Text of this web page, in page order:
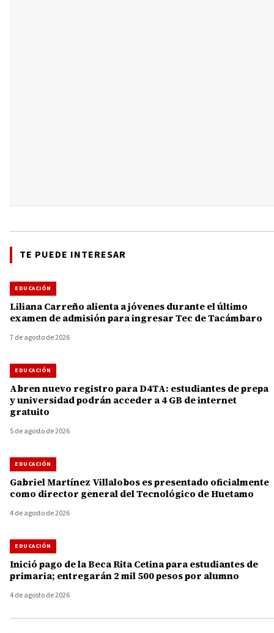
TE PUEDE INTERESAR
EDUCACIÓN
Liliana Carreño alienta a jóvenes durante el último
examen de admisión para ingresar Tec de Tacámbaro
7 de agosto de 2026
EDUCACIÓN
Abren nuevo registro para D4TA: estudiantes de prepa
y universidad podrán acceder a 4 GB de internet
gratuito
5 de agosto de 2026
EDUCACIÓN
Gabriel Martínez Villalobos es presentado oficialmente
como director general del Tecnológico de Huetamo
4 de agosto de 2026
EDUCACIÓN
Inició pago de la Beca Rita Cetina para estudiantes de
primaria; entregarán 2 mil 500 pesos por alumno
4 de agosto de 2026